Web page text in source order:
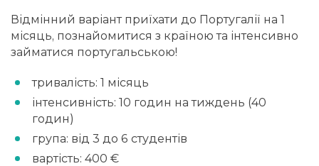
Відмінний варіант приїхати до Португалії на 1
місяць, познайомитися з країною та інтенсивно
займатися португальською!
тривалість: 1 місяць
інтенсивність: 10 годин на тиждень (40
годин)
група: від 3 до 6 студентів
вартість: 400 €